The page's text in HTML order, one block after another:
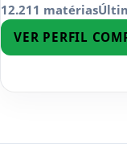
12.211 matérias
VER PERFIL